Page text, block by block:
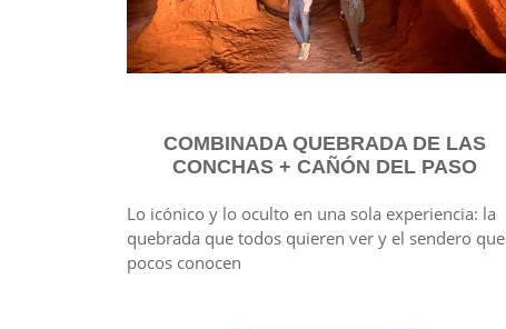
COMBINADA QUEBRADA DE LAS
CONCHAS + CAÑÓN DEL PASO
Lo icónico y lo oculto en una sola experiencia: la
quebrada que todos quieren ver y el sendero que
pocos conocen